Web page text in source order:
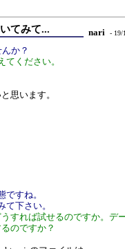
てみて... nari - 19/
か？
ください。
思います。
ですね。
て下さい。
すれば試せるのですか。デ
のですか？